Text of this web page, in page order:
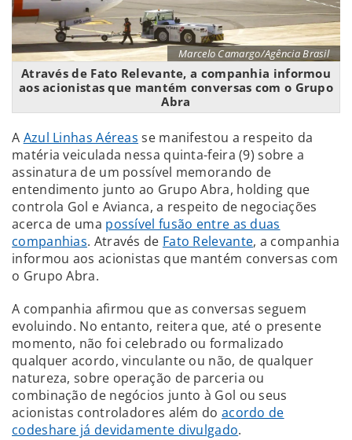
Marcelo Camargo/Agência Brasil
Através de Fato Relevante, a companhia informou
aos acionistas que mantém conversas com o Grupo
Abra
A Azul Linhas Aéreas se manifestou a respeito da
matéria veiculada nessa quinta-feira (9) sobre a
assinatura de um possível memorando de
entendimento junto ao Grupo Abra, holding que
controla Gol e Avianca, a respeito de negociações
acerca de uma possível fusão entre as duas
companhias. Através de Fato Relevante, a companhia
informou aos acionistas que mantém conversas com
o Grupo Abra.
A companhia afirmou que as conversas seguem
evoluindo. No entanto, reitera que, até o presente
momento, não foi celebrado ou formalizado
qualquer acordo, vinculante ou não, de qualquer
natureza, sobre operação de parceria ou
combinação de negócios junto à Gol ou seus
acionistas controladores além do acordo de
codeshare já devidamente divulgado.